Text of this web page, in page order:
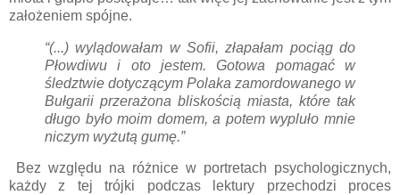
założeniem spójne.
“(...) wylądowałam w Sofii, złapałam pociąg do
Płowdiwu i oto jestem. Gotowa pomagać w
śledztwie dotyczącym Polaka zamordowanego w
Bułgarii przerażona bliskością miasta, które tak
długo było moim domem, a potem wypluło mnie
niczym wyżutą gumę.”
Bez względu na różnice w portretach psychologicznych,
każdy z tej trójki podczas lektury przechodzi proces